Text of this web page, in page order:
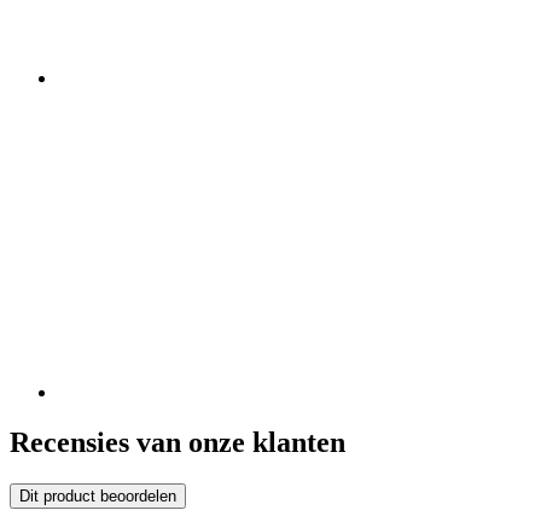
Recensies van onze klanten
Dit product beoordelen